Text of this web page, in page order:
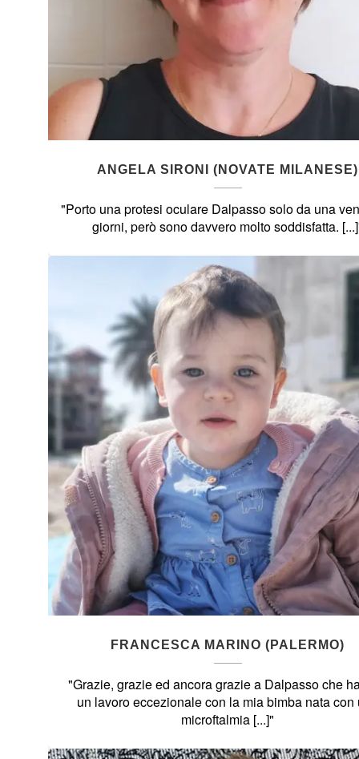
ANGELA SIRONI (NOVATE MILANESE)
"Porto una protesi oculare Dalpasso solo da una
giorni, però sono davvero molto soddisfatta.
FRANCESCA MARINO (PALERMO)
"Grazie, grazie ed ancora grazie a Dalpasso che
un lavoro eccezionale con la mia bimba nata con
microftalmia [...]"